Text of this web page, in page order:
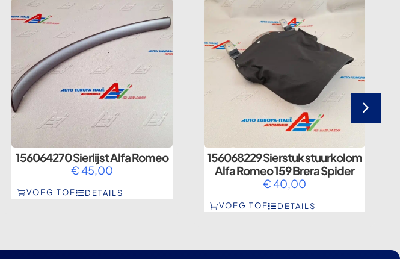
156064270 Sierlijst Alfa Romeo
€45,00
VOEG TOE DETAILS
156068229 Sierstuk stuurkolom
Alfa Romeo 159 Brera Spider
€40,00
VOEG TOE DETAILS